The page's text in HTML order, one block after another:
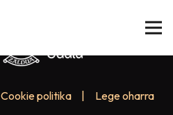
Cookie politika Lege oharra